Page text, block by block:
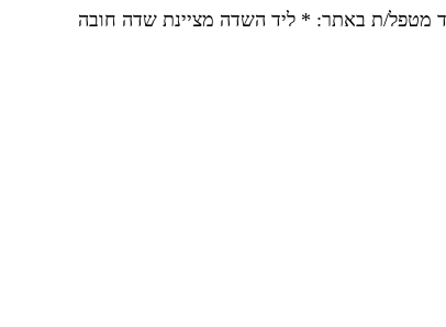
מטפל/ת באתר: * ליד השדה מציינת שדה חובה